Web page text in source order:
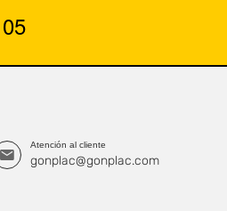
Atención al cliente
gonplac@gonplac.com